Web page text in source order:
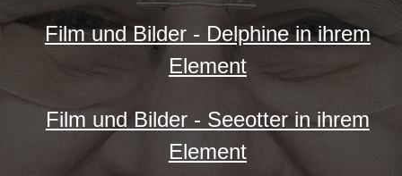
Film und Bilder - Delphine in ihrem
Element
Film und Bilder - Seeotter in ihrem
Element